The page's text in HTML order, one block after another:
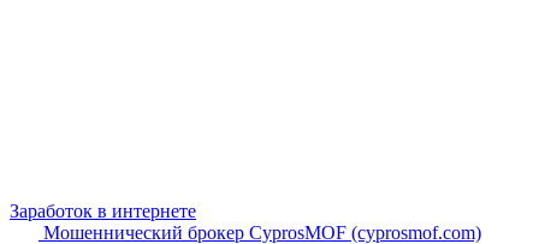
Заработок в интернете
Мошеннический брокер CyprosMOF (cyprosmof.com)